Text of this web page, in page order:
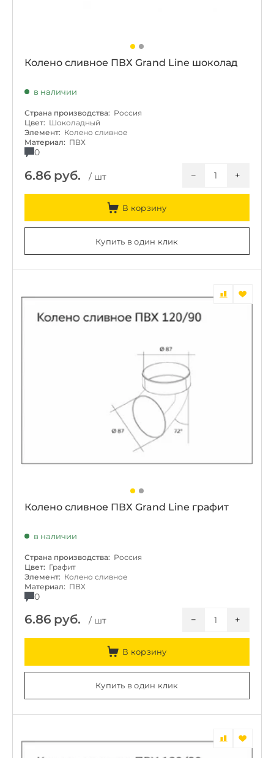
Колено сливное ПВХ Grand Line шоколад
в наличии
Страна производства: Россия
Цвет: Шоколадный
Элемент: Колено сливное
Материал: ПВХ
0
/ шт
6.86 руб. +
−
В корзину
Купить в один клик
Колено сливное ПВХ Grand Line графит
в наличии
Страна производства: Россия
Цвет: Графит
Элемент: Колено сливное
Материал: ПВХ
0
/ шт
6.86 руб. +
−
В корзину
Купить в один клик